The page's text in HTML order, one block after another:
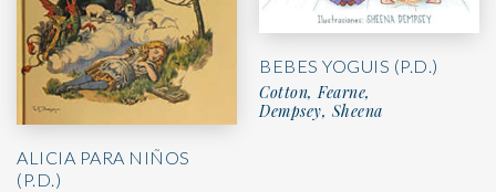
ALICIA PARA NIÑOS
(P.D.)
BEBES YOGUIS (P.D.)
Cotton, Fearne,
Dempsey, Sheena